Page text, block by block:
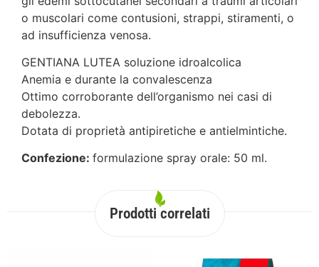
o muscolari come contusioni, strappi, stiramenti, o
ad insufficienza venosa.
GENTIANA LUTEA soluzione idroalcolica
Anemia e durante la convalescenza
Ottimo corroborante dell’organismo nei casi di
debolezza.
Dotata di proprietà antipiretiche e antielmintiche.
Confezione: formulazione spray orale: 50 ml.
Prodotti correlati